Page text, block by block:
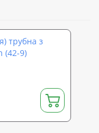
трубна з
(42-9)